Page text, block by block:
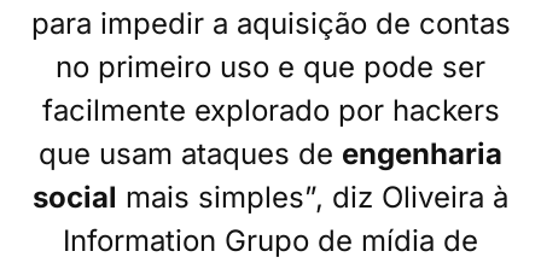
para impedir a aquisição de contas
no primeiro uso e que pode ser
facilmente explorado por hackers
que usam ataques de engenharia
social mais simples”, diz Oliveira à
Information Grupo de mídia de